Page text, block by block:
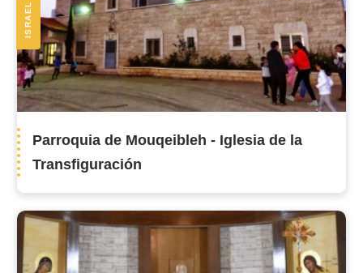
ISRAEL
Parroquia de Mouqeibleh - Iglesia de la
Transfiguración